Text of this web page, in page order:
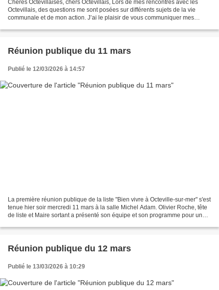
Chères Octevillaises, chers Octevillais, Lors de mes rencontres avec les
Octevillais, des questions me sont posées sur différents sujets de la vie
communale et de mon action. J’ai le plaisir de vous communiquer mes
Réunion publique du 11 mars
Publié le 12/03/2026 à 14:57
La première réunion publique de la liste "Bien vivre à Octeville-sur-mer" s'est
tenue hier soir mercredi 11 mars à la salle Michel Adam. Olivier Roche, tête
de liste et Maire sortant a présenté son équipe et son programme pour une
Réunion publique du 12 mars
Publié le 13/03/2026 à 10:29